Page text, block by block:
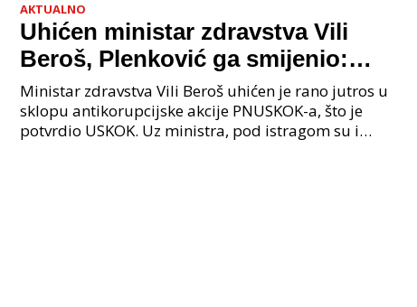
AKTUALNO
Uhićen ministar zdravstva Vili
Beroš, Plenković ga smijenio:
Istraga USKOK-a zbog korupcije
Ministar zdravstva Vili Beroš uhićen je rano jutros u
sklopu antikorupcijske akcije PNUSKOK-a, što je
potvrdio USKOK. Uz ministra, pod istragom su i